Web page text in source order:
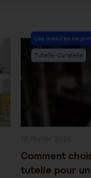
Post
Category:
Les mesures de
Tutelle-Curatelle
Comment
tutelle pour